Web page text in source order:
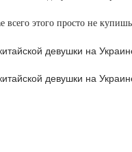
этого просто не